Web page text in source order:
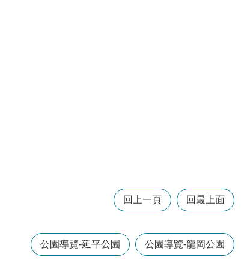
回上一頁 回最上面
公園導覽-延平公園 公園導覽-龍岡公園